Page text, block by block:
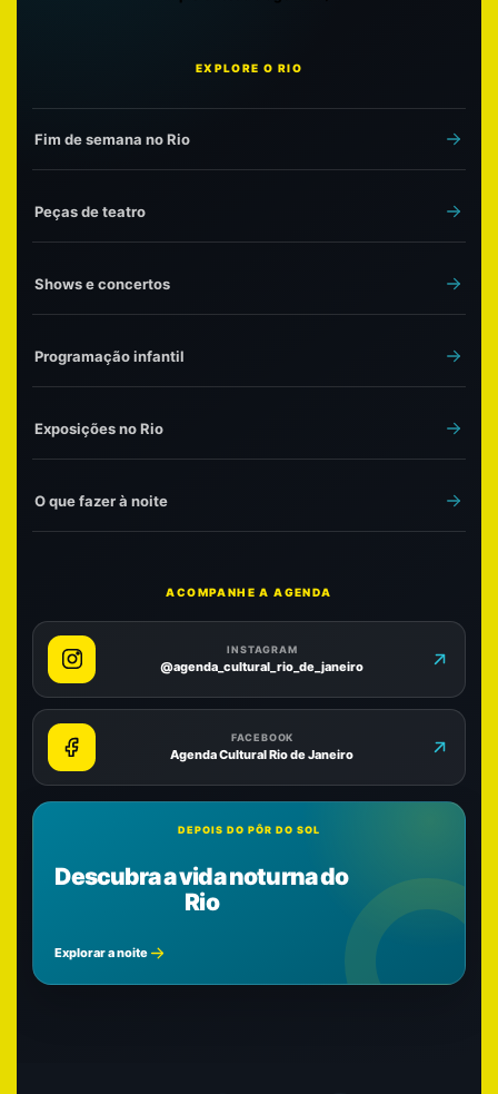
EXPLORE O RIO
Fim de semana no Rio
Peças de teatro
Shows e concertos
Programação infantil
Exposições no Rio
O que fazer à noite
ACOMPANHE A AGENDA
INSTAGRAM
@agenda_cultural_rio_de_janeiro
FACEBOOK
Agenda Cultural Rio de Janeiro
DEPOIS DO PÔR DO SOL
Descubra a vida noturna do
Rio
Explorar a noite